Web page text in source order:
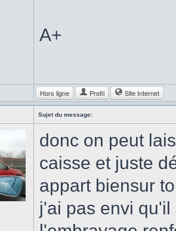
A+
Hors ligne Profil Site Internet
Sujet du message:
donc on peut
caisse et juste
appart biensur
j'ai pas envi